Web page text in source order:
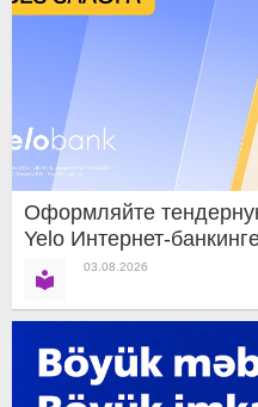
Оформляйте
Yelo Интернет-
03.08.2026